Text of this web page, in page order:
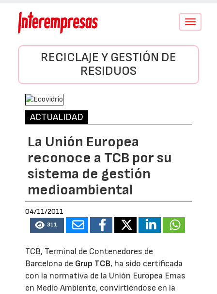
Conmutar
RECICLAJE Y GESTIÓN DE
RESIDUOS
ACTUALIDAD
La Unión Europea
reconoce a TCB por su
sistema de gestión
medioambiental
04/11/2011
311
TCB, Terminal de Contenedores de
Barcelona de Grup TCB, ha sido certificada
con la normativa de la Unión Europea Emas
en Medio Ambiente, convirtiéndose en la